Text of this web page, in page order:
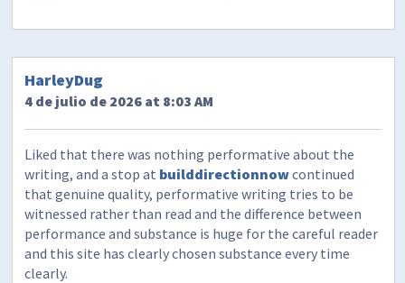
HarleyDug
4 de julio de 2026 at 8:03 AM
Liked that there was nothing performative about the
writing, and a stop at builddirectionnowcontinued
that genuine quality, performative writing tries to be
witnessed rather than read and the difference between
performance and substance is huge for the careful reader
and this site has clearly chosen substance every time
clearly.